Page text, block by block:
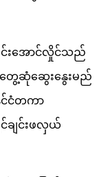
းအောင်လှိုင်သည်
တွေ့ဆုံဆွေးနွေးမည်
င်ငံတကာ
င်ချင်းဖလှယ်